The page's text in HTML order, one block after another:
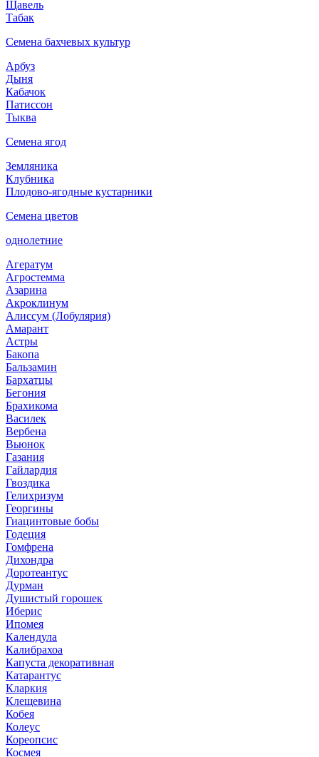
Щавель
Табак
Семена бахчевых культур
Арбуз
Дыня
Кабачок
Патиссон
Тыква
Семена ягод
Земляника
Клубника
Плодово-ягодные кустарники
Семена цветов
однолетние
Агератум
Агростемма
Азарина
Акроклинум
Алиссум (Лобулярия)
Амарант
Астры
Бакопа
Бальзамин
Бархатцы
Бегония
Брахикома
Василек
Вербена
Вьюнок
Газания
Гайлардия
Гвоздика
Гелихризум
Георгины
Гиацинтовые бобы
Годеция
Гомфрена
Дихондра
Доротеантус
Дурман
Душистый горошек
Иберис
Ипомея
Календула
Калибрахоа
Капуста декоративная
Катарантус
Кларкия
Клещевина
Кобея
Колеус
Кореопсис
Космея